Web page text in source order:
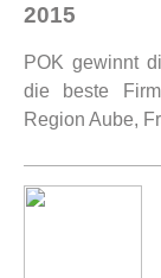
2015
POK gewinnt
die beste
Region Aube,